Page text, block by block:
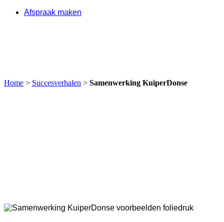
Afspraak maken
Home > Succesverhalen > Samenwerking KuiperDonse